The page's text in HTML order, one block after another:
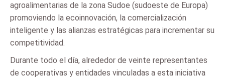
agroalimentarias de la zona Sudoe (sudoeste de Europa)
promoviendo la ecoinnovación, la comercialización
inteligente y las alianzas estratégicas para incrementar su
competitividad.
Durante todo el día, alrededor de veinte representantes
de cooperativas y entidades vinculadas a esta iniciativa